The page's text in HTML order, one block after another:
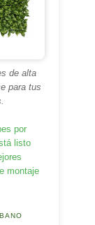
de alta
para tus
por
listo
montaje